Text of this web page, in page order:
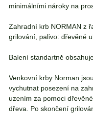
minimálními nároky na
Zahradní krb NORMAN z
grilování, palivo: dřevěné
Balení standartně
Venkovní krby Norman
vychutnat posezení na
uzením za pomoci
dřeva. Po skončení